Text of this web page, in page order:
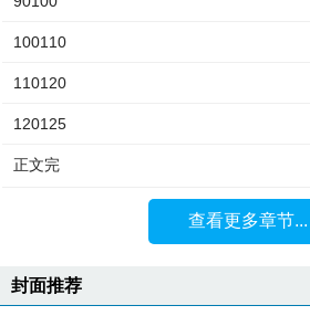
100110
110120
120125
正文完
查看更多章节...
封面推荐